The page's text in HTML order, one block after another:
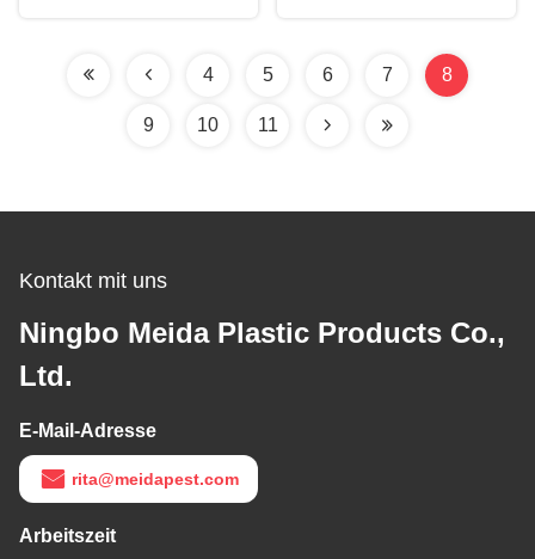
4 5 6 7 8
9 10 11
Kontakt mit uns
Ningbo Meida Plastic Products Co.,
Ltd.
E-Mail-Adresse
rita@meidapest.com
Arbeitszeit